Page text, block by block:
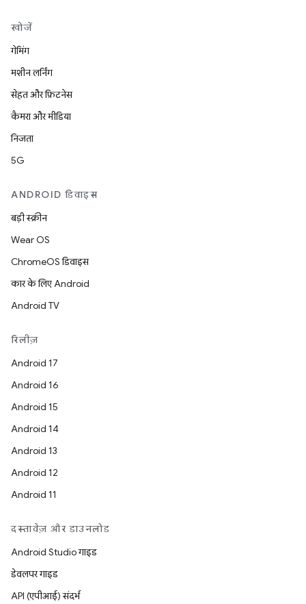
खोजें
गेमिंग
मशीन लर्निंग
सेहत और फ़िटनेस
कैमरा और मीडिया
निजता
5G
ANDROID डिवाइस
बड़ी स्क्रीन
Wear OS
ChromeOS डिवाइस
कार के लिए Android
Android TV
रिलीज़
Android 17
Android 16
Android 15
Android 14
Android 13
Android 12
Android 11
दस्तावेज़ और डाउनलोड
Android Studio गाइड
डेवलपर गाइड
API (एपीआई) संदर्भ